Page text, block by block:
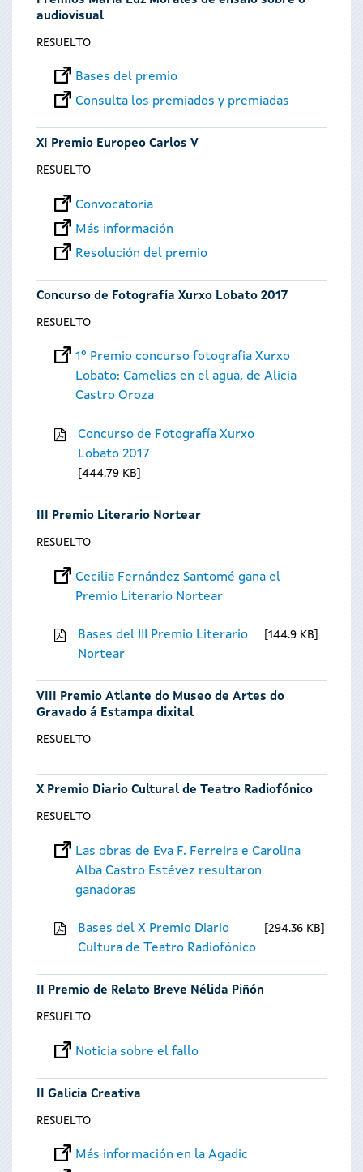
audiovisual
RESUELTO
Bases del premio
Consulta los premiados y premiadas
XI Premio Europeo Carlos V
RESUELTO
Convocatoria
Más información
Resolución del premio
Concurso de Fotografía Xurxo Lobato 2017
RESUELTO
1º Premio concurso fotografia Xurxo
Lobato: Camelias en el agua, de Alicia
Castro Oroza
Concurso de Fotografía Xurxo
Lobato 2017
444.79 KB
III Premio Literario Nortear
RESUELTO
Cecilia Fernández Santomé gana el
Premio Literario Nortear
Bases del III Premio Literario
Nortear
144.9 KB
VIII Premio Atlante do Museo de Artes do
Gravado á Estampa dixital
RESUELTO
X Premio Diario Cultural de Teatro Radiofónico
RESUELTO
Las obras de Eva F. Ferreira e Carolina
Alba Castro Estévez resultaron
ganadoras
Bases del X Premio Diario
Cultura de Teatro Radiofónico
294.36 KB
II Premio de Relato Breve Nélida Piñón
RESUELTO
Noticia sobre el fallo
II Galicia Creativa
RESUELTO
Más información en la Agadic